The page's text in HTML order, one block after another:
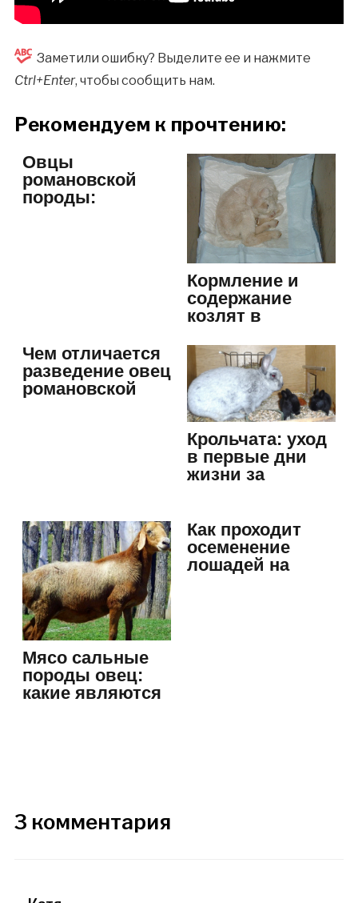
Заметили ошибку? Выделите ее и нажмите
Ctrl+Enter, чтобы сообщить нам.
Рекомендуем к прочтению:
Овцы
романовской
породы:
Кормление и
содержание
козлят в
период:…
Чем отличается
разведение овец
романовской
Крольчата: уход
в первые дни
жизни за
Мясо сальные
породы овец:
какие являются
Как проходит
осеменение
лошадей на
3 комментария